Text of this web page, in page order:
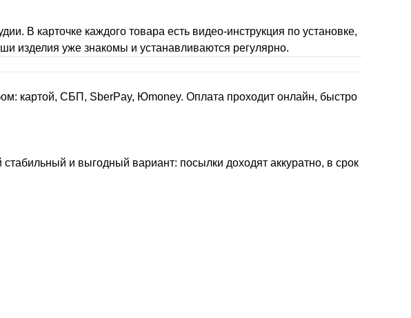
В карточке каждого товара есть видео-инструкция по установке,
изделия уже знакомы и устанавливаются регулярно.
картой, СБП, SberPay, Юmoney. Оплата проходит онлайн, быстро
и выгодный вариант: посылки доходят аккуратно, в срок